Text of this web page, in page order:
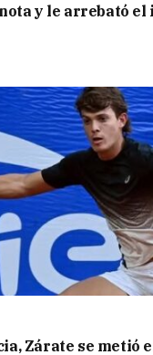
y le arrebató el
Zárate se metió